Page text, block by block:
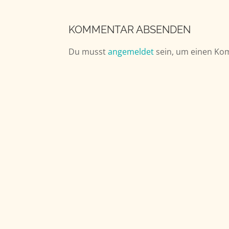
KOMMENTAR ABSENDEN
Du musstangemeldet sein, um einen